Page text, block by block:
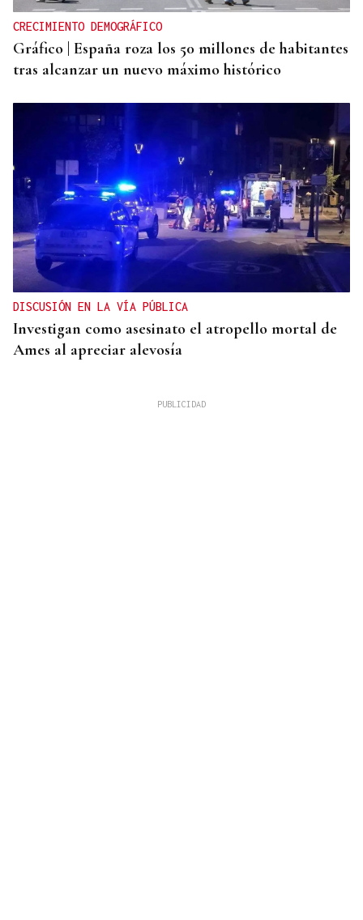
CRECIMIENTO DEMOGRÁFICO
Gráfico | España roza los 50 millones de habitantes
tras alcanzar un nuevo máximo histórico
DISCUSIÓN EN LA VÍA PÚBLICA
Investigan como asesinato el atropello mortal de
Ames al apreciar alevosía